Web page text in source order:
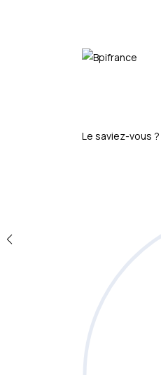
Le saviez-vous ?